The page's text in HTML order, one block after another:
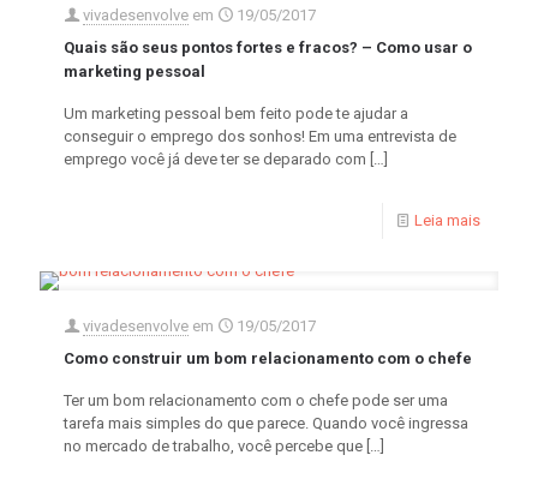
vivadesenvolve em
19/05/2017
Quais são seus pontos fortes e fracos? – Como usar o
marketing pessoal
Um marketing pessoal bem feito pode te ajudar a
conseguir o emprego dos sonhos! Em uma entrevista de
emprego você já deve ter se deparado com
Leia mais
vivadesenvolve em
19/05/2017
Como construir um bom relacionamento com o chefe
Ter um bom relacionamento com o chefe pode ser uma
tarefa mais simples do que parece. Quando você ingressa
no mercado de trabalho, você percebe que